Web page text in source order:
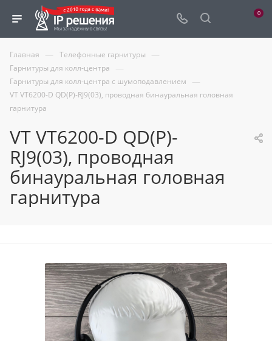
0
Главная — Телефонные гарнитуры —
Гарнитуры для колл-центра —
Гарнитуры для колл-центра с шумоподавлением —
VT VT6200-D QD(P)-RJ9(03), проводная бинауральная головная
гарнитура
VT VT6200-D QD(P)-
RJ9(03), проводная
бинауральная головная
гарнитура